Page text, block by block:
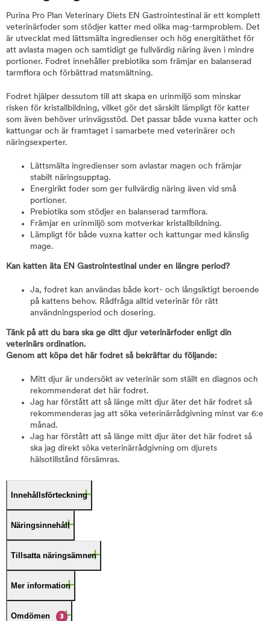
Purina Pro Plan Veterinary Diets EN Gastrointestinal är ett komplett
veterinärfoder som stödjer katter med olika mag-tarmproblem. Det
är utvecklat med lättsmälta ingredienser och hög energitäthet för
att avlasta magen och samtidigt ge fullvärdig näring även i mindre
portioner. Fodret innehåller prebiotika som främjar en balanserad
tarmflora och förbättrad matsmältning.
Fodret hjälper dessutom till att skapa en urinmiljö som minskar
risken för kristallbildning, vilket gör det särskilt lämpligt för katter
som även behöver urinvägsstöd. Det passar både vuxna katter och
kattungar och är framtaget i samarbete med veterinärer och
näringsexperter.
Lättsmälta ingredienser som avlastar magen och främjar
stabilt näringsupptag.
Energirikt foder som ger fullvärdig näring även vid små
portioner.
Prebiotika som stödjer en balanserad tarmflora.
Främjar en urinmiljö som motverkar kristallbildning.
Lämpligt för både vuxna katter och kattungar med känslig
mage.
Kan katten äta EN Gastrointestinal under en längre period?
Ja, fodret kan användas både kort- och långsiktigt beroende
på kattens behov. Rådfråga alltid veterinär för rätt
användningsperiod och dosering.
Tänk på att du bara ska ge ditt djur veterinärfoder enligt din
veterinärs ordination.
Genom att köpa det här fodret så bekräftar du följande:
Mitt djur är undersökt av veterinär som ställt en diagnos och
rekommenderat det här fodret.
Jag har förstått att så länge mitt djur äter det här fodret så
rekommenderas jag att söka veterinärrådgivning minst var 6:e
månad.
Jag har förstått att så länge mitt djur äter det här fodret så
ska jag direkt söka veterinärrådgivning om djurets
hälsotillstånd försämras.
Innehållsförteckning
Näringsinnehåll
Tillsatta näringsämnen
Mer information
Omdömen 3